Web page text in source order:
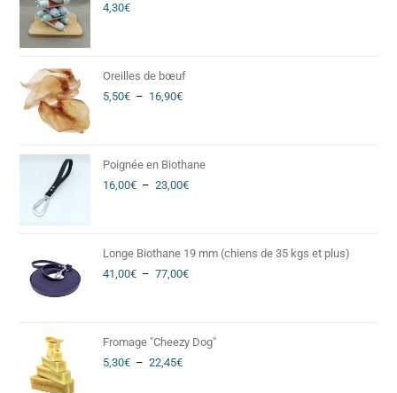
4,30€
Oreilles de bœuf
5,50€ – 16,90€
Poignée en Biothane
16,00€ – 23,00€
Longe Biothane 19 mm (chiens de 35 kgs et plus)
41,00€ – 77,00€
Fromage "Cheezy Dog"
5,30€ – 22,45€